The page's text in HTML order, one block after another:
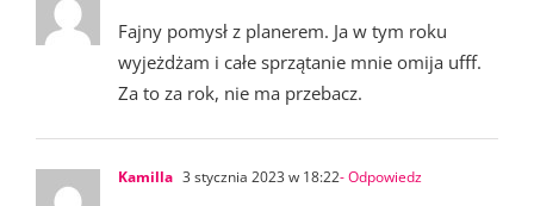
Fajny pomysł z planerem. Ja w tym roku
wyjeżdżam i całe sprzątanie mnie omija ufff.
Za to za rok, nie ma przebacz.
Kamilla 3 stycznia 2023 w 18:22- Odpowiedz